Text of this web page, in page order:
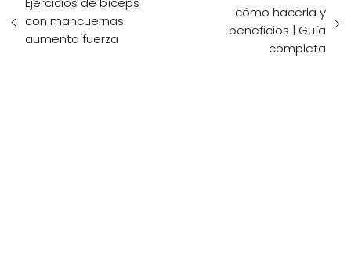
con mancuernas:
aumenta fuerza
cómo hacerla y
beneficios | Guía
completa